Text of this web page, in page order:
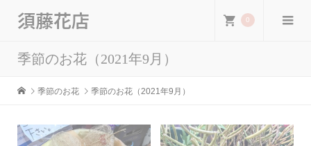
須藤花店 0
季節のお花（2021年9月）
季節のお花 季節のお花（2021年9月）